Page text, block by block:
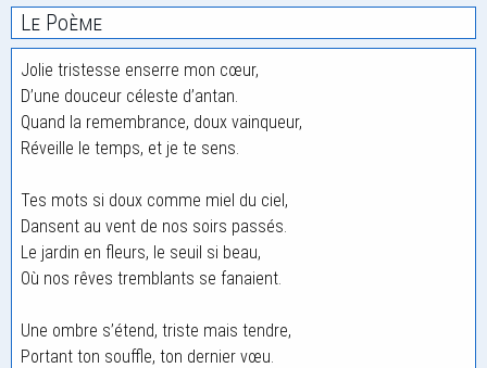
Le Poème
Jolie tristesse enserre mon cœur,
D’une douceur céleste d’antan.
Quand la remembrance, doux vainqueur,
Réveille le temps, et je te sens.
Tes mots si doux comme miel du ciel,
Dansent au vent de nos soirs passés.
Le jardin en fleurs, le seuil si beau,
Où nos rêves tremblants se fanaient.
Une ombre s’étend, triste mais tendre,
Portant ton souffle, ton dernier vœu.